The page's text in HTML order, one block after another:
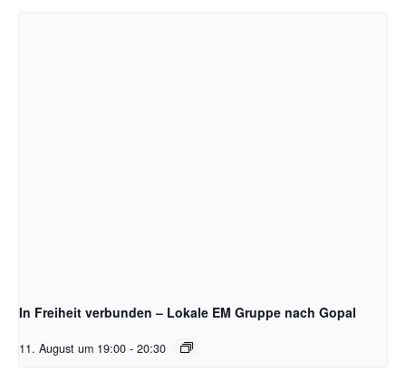
In Freiheit verbunden – Lokale EM Gruppe nach Gopal
11. August um 19:00 - 20:30